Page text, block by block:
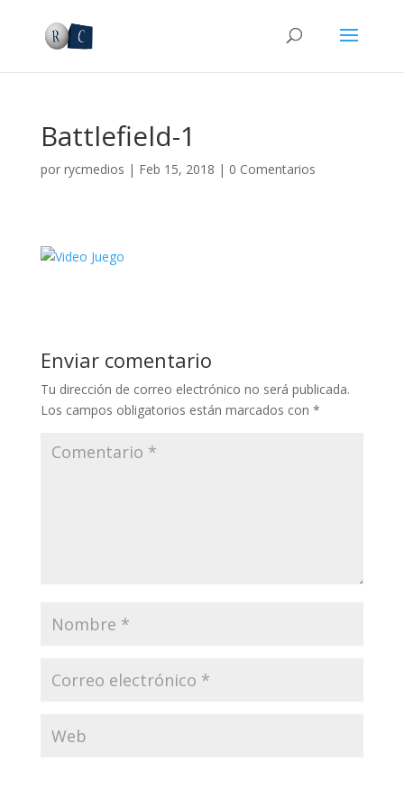
Battlefield-1
por rycmedios | Feb 15, 2018 | 0 Comentarios
Enviar comentario
Tu dirección de correo electrónico no será publicada.
Los campos obligatorios están marcados con *